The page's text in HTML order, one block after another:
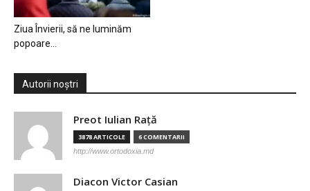
Ziua Învierii, să ne luminăm
popoare…
Autorii noștri
Preot Iulian Raţă
3878 ARTICOLE 6 COMENTARII
http://www.ortodoxia.md
Diacon Victor Casian